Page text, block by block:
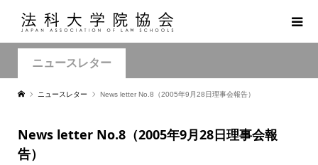
ニュースレター
ニュースレター News letter No.8（2005年9月28日理事会報告）
News letter No.8（2005年9月28日理事会報
告）